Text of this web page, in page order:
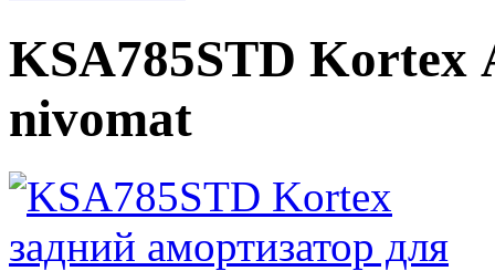
KSA785STD Kortex
nivomat